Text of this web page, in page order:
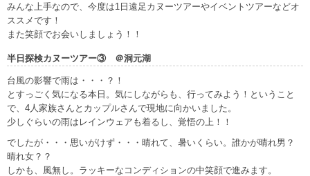
みんな上手なので、今度は1日遠足カヌーツアーやイベントツアーなどオ
ススメです！
また笑顔でお会いしましょう！！
半日探検カヌーツアー③ ＠洞元湖
台風の影響で雨は・・・？！
とすっごく気になる本日。気にしながらも、行ってみよう！ということ
で、4人家族さんとカップルさんで現地に向かいました。
少しぐらいの雨はレインウェアも着るし、覚悟の上！！
でしたが・・・思いがけず・・・晴れて、暑いくらい。誰かが晴れ男？
晴れ女？？
しかも、風無し。ラッキーなコンディションの中笑顔で進みます。